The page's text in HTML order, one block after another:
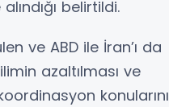
belirtildi.
ve ABD ile İran’ı da
azaltılması ve
konularını